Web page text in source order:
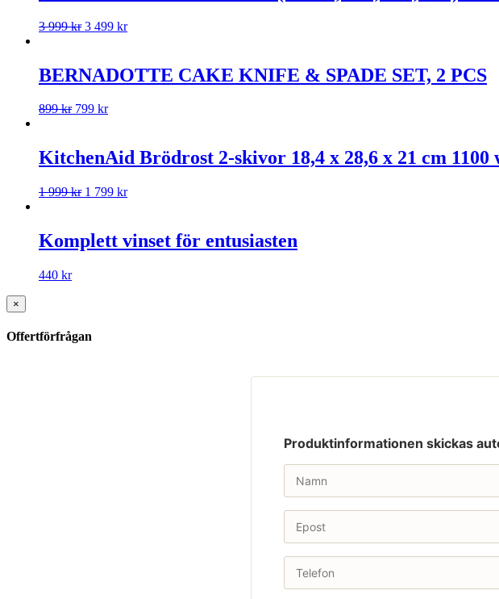
3 999kr 3 499 kr
BERNADOTTE CAKE KNIFE & SPADE SET, 2 PCS
899kr 799 kr
KitchenAid Brödrost 2-skivor 18,4 x 28,6 x 21 cm 1100
1 999kr 1 799 kr
Komplett vinset för entusiasten
440 kr
×
Offertförfrågan
Produktinformationen skickas